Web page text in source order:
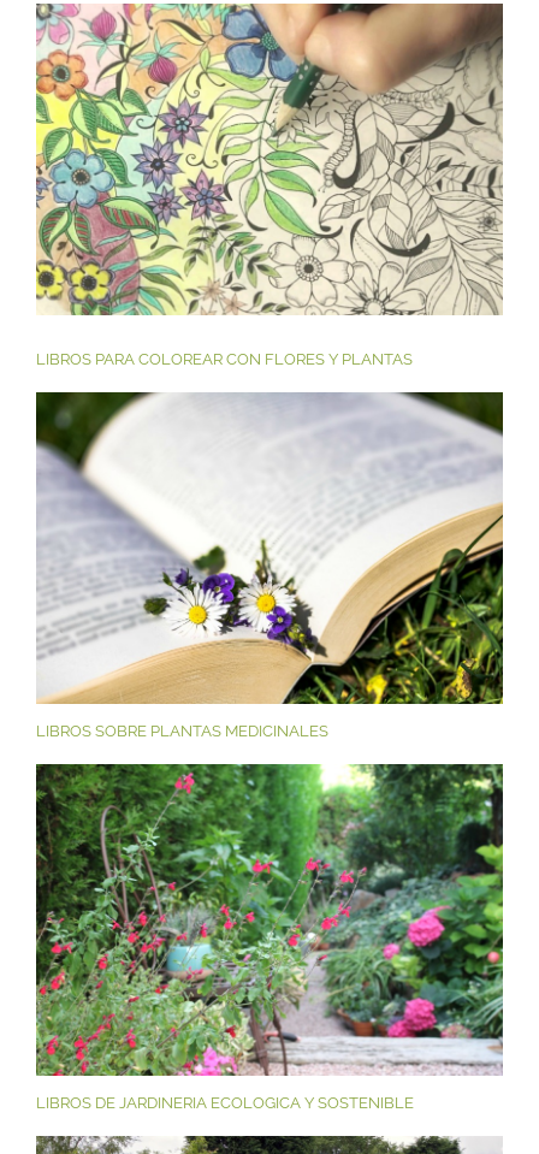
LIBROS PARA COLOREAR CON FLORES Y PLANTAS
LIBROS SOBRE PLANTAS MEDICINALES
LIBROS DE JARDINERIA ECOLOGICA Y SOSTENIBLE